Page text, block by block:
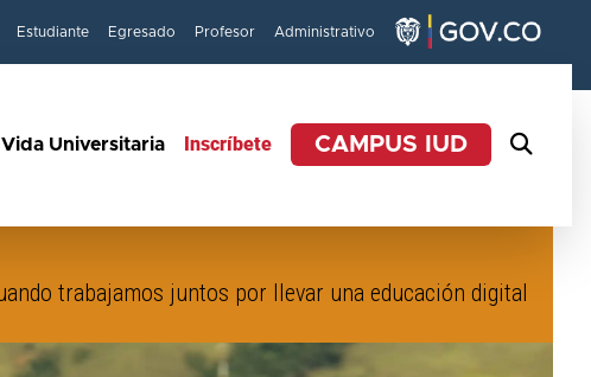
Estudiante Egresado Profesor Administrativo
Vida Universitaria Inscríbete CAMPUS IUD
trabajamos juntos por llevar una educación digital